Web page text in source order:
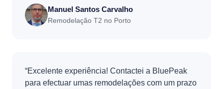
Manuel Santos Carvalho
Remodelação T2 no Porto
“Excelente experiência! Contactei a BluePeak
para efectuar umas remodelações com um prazo